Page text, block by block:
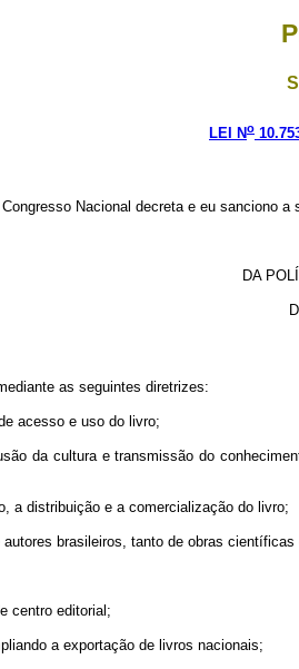
LEI No
Nacional decreta e eu sanciono a
DA
as seguintes diretrizes:
acesso e uso do livro;
cultura e transmissão do
distribuição e a comercialização do livro;
brasileiros, tanto de obras científicas
centro editorial;
a exportação de livros nacionais;